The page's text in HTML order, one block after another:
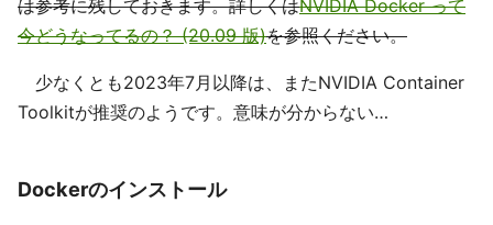
は参考に残しておきます。詳しくはNVIDIA Docker って
今どうなってるの？ (20.09 版)を参照ください。
少なくとも2023年7月以降は、またNVIDIA Container
Toolkitが推奨のようです。意味が分からない…
Dockerのインストール